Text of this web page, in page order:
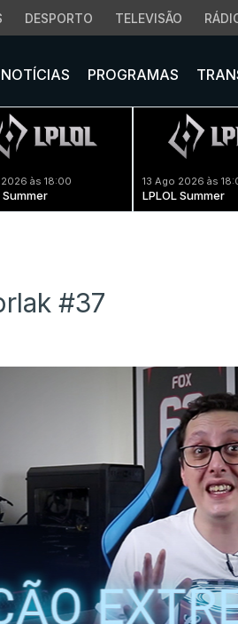
DESPORTO TELEVISÃO
NOTÍCIAS PROGRAMAS
2026 às 18:00
Summer
13 Ago 2026 às
LPLOL Summer
#37